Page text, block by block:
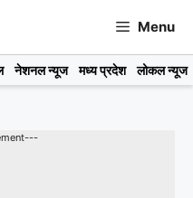
Menu
नेशनल न्यूज मध्य प्रदेश लोकल न्यूज